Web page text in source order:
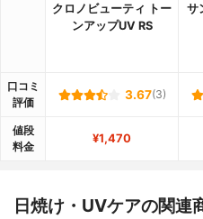
クロノビューティ トー
ンアップUV RS
サ
口コミ
評価
3.67(3)
値段
料金
¥1,470
日焼け・UVケアの関連